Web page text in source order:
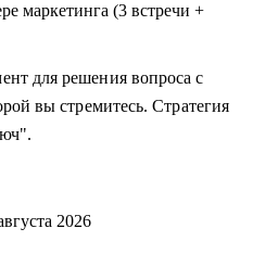
маркетинга (3 встречи +
для решения вопроса с
вы стремитесь. Стратегия
2026